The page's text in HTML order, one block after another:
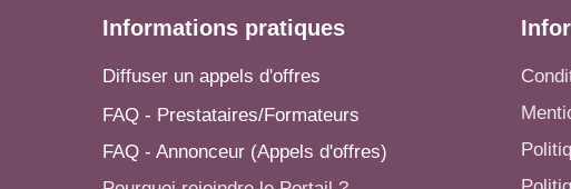
Informations pratiques
Diffuser un appels d'offres
FAQ - Prestataires/Formateurs
FAQ - Annonceur (Appels d'offres)